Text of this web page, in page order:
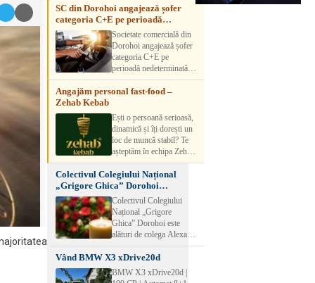
SC din Dorohoi angajează șofer
categoria C+E pe perioadă
nedeterminatăSocietate comercială din
Dorohoi angajează șofer
categoria C+E pe
perioadă nedeterminată.
Candidatul trebuie să
aibă experiență și atestat
detalii, vă rog să sunați la
numărul de telefon.
Angajăm personal fast-food –
Zehab Kebab
Ești o persoană serioasă,
dinamică și îți dorești un
loc de muncă stabil? Te
așteptăm în echipa Zehab
Kebab! Posturi
disponibile: -
SHAORMAR AJUTOR
BUCATAR 2/posturi -
LUCRATOR
COMERCIAL
VANZATOR /2 posturi
muncă Program flexibil
Salariu motivant, în
funcție de experienț
Colectivul Colegiului Național
„Grigore Ghica” Dorohoi
transmite sincere condoleanțe
Colectivul Colegiului
Național „Grigore
Ghica” Dorohoi este
alături de colega Alexa
Lăcrămioara la trecerea în
neființă a soțului și
transmite sincere
condoleanțe familiei.
Vând BMW X3 xDrive20d
BMW X3 xDrive20d |